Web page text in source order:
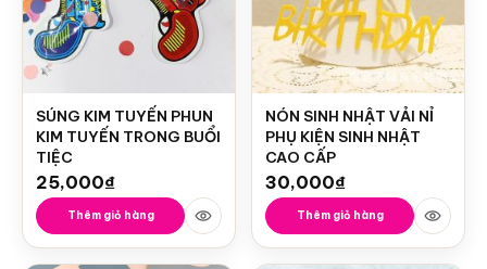
SÚNG KIM TUYẾN PHUN
KIM TUYẾN TRONG BUỔI
TIỆC
25,000₫
Thêm giỏ hàng
NÓN SINH NHẬT VẢI NỈ
PHỤ KIỆN SINH NHẬT
CAO CẤP
30,000₫
Thêm giỏ hàng